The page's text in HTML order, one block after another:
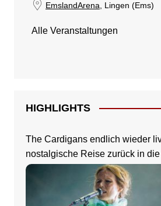
EmslandArena , Lingen (Ems)
Alle Veranstaltungen
HIGHLIGHTS
The Cardigans endlich wieder
nostalgische Reise zurück in
Zeltfestival Rhein-Neckar